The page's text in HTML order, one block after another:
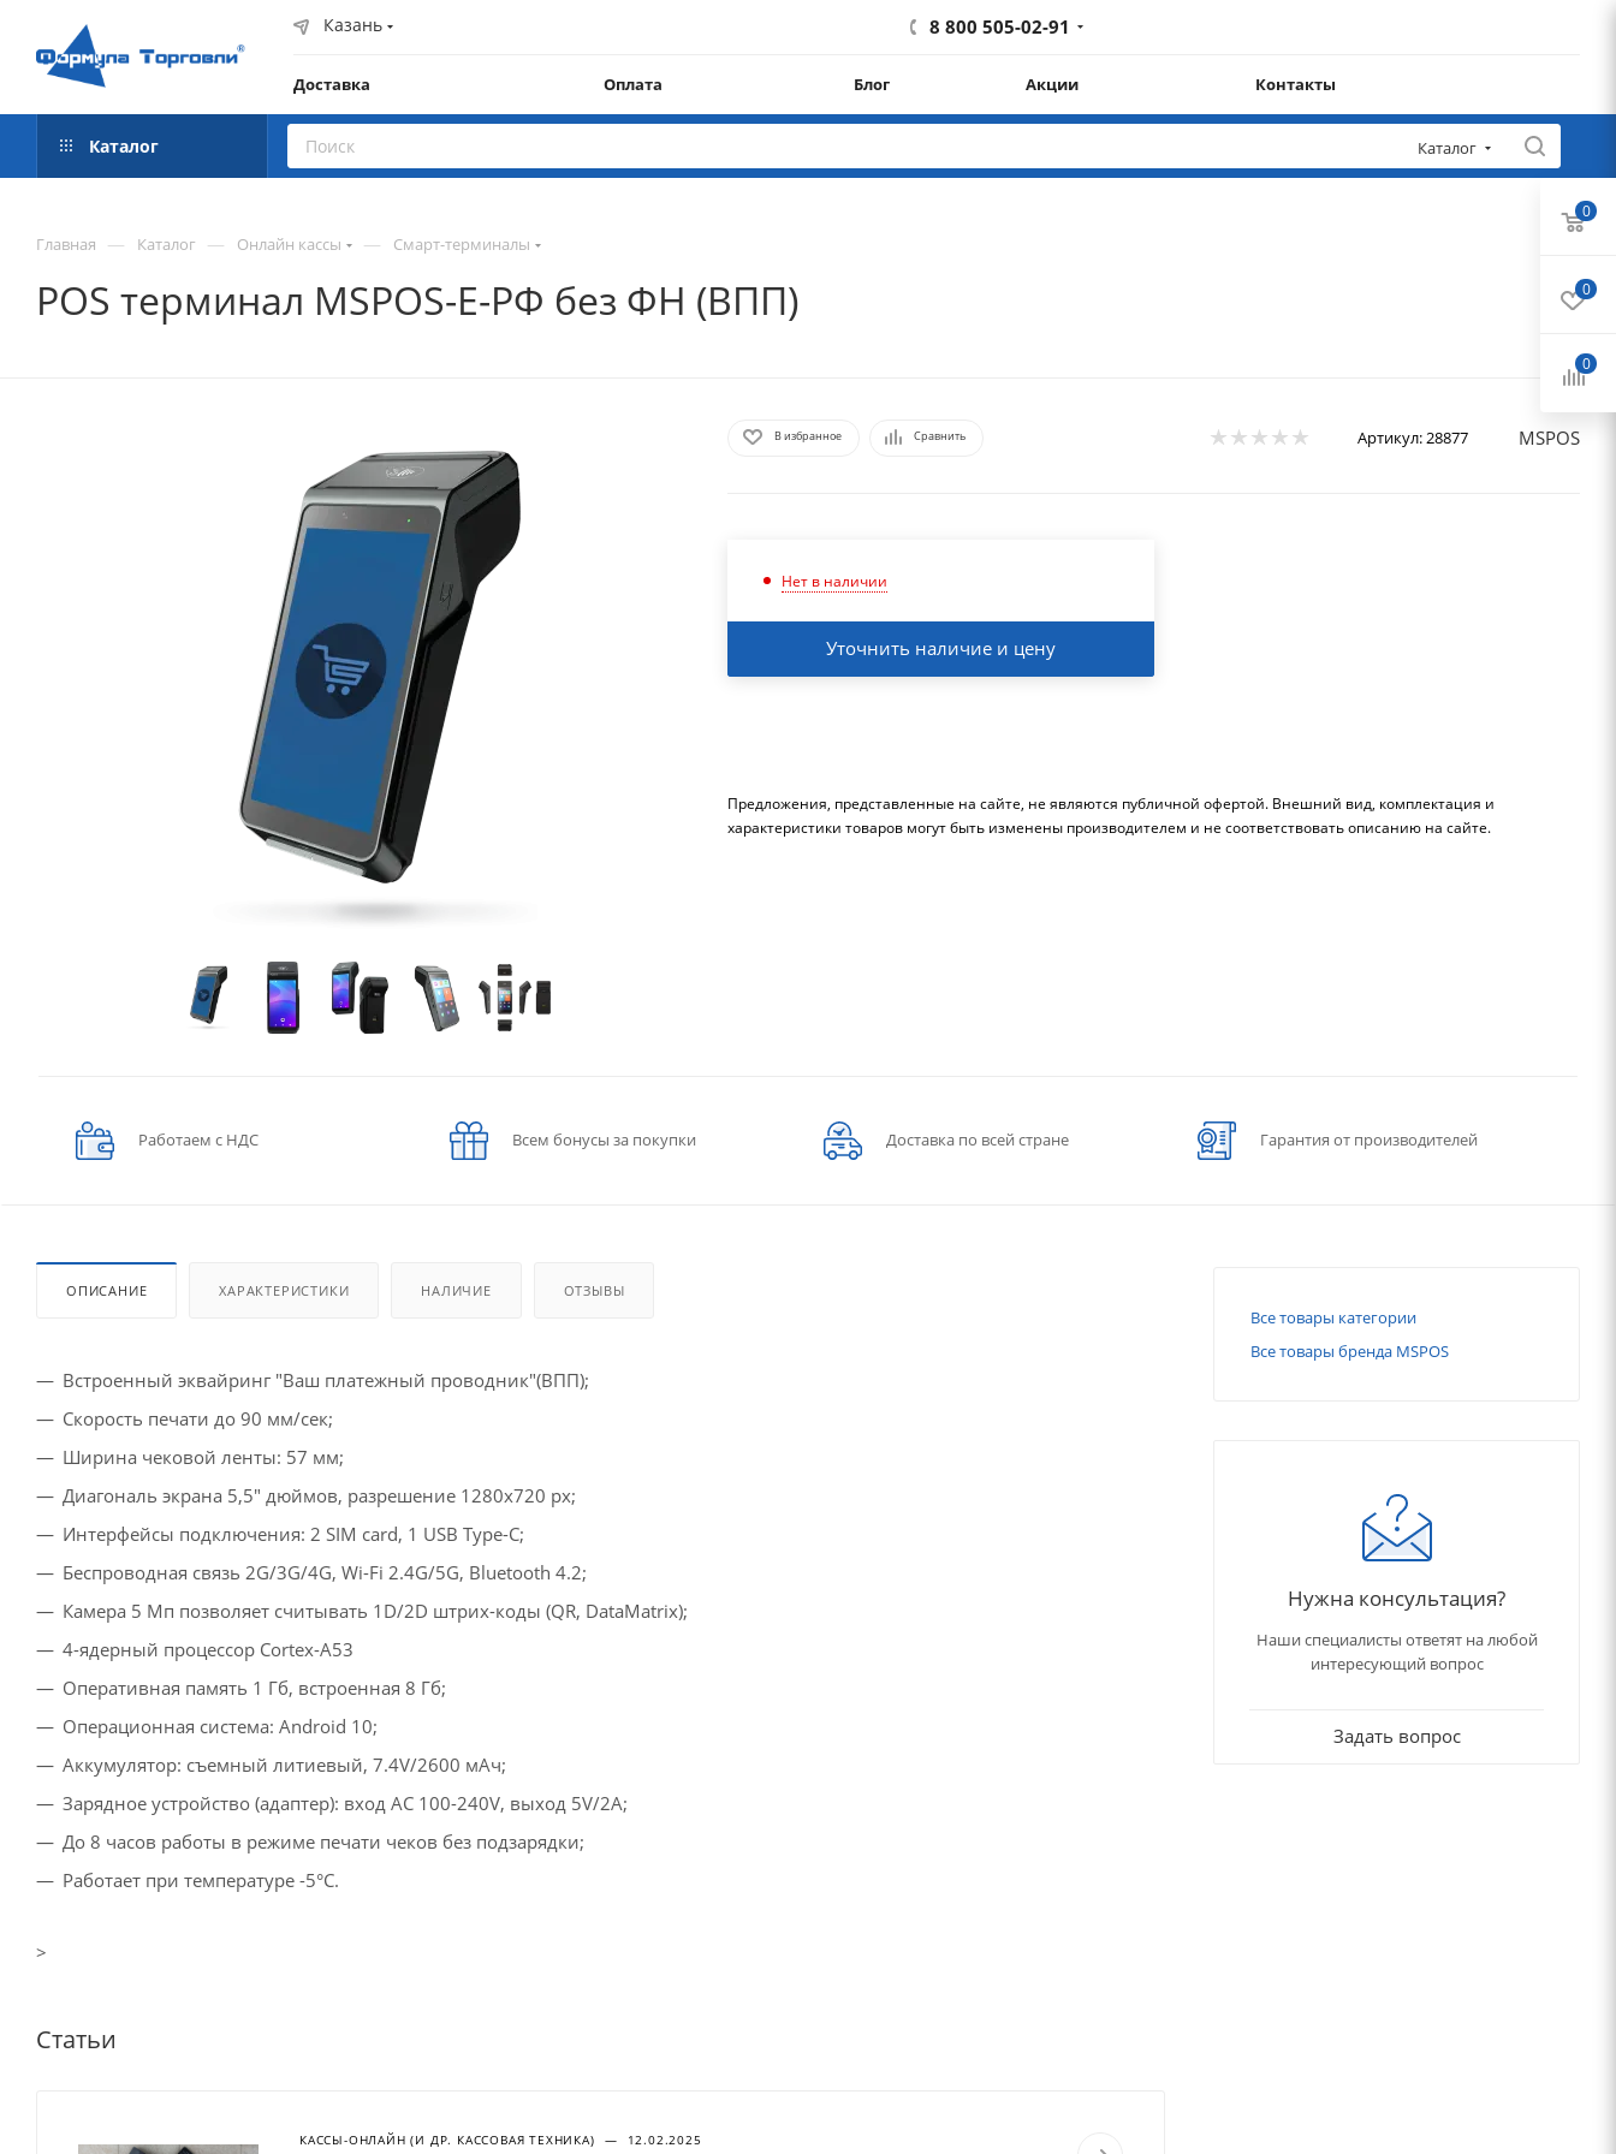
Казань 8 800 505-02-91
Доставка Оплата Блог Акции Контакты
Каталог Каталог
Главная — Каталог — Онлайн кассы — Смарт-терминалы
POS терминал MSPOS-E-РФ без ФН (ВПП)
В избранное Сравнить Артикул:28877 MSPOS
Нет в наличии
Уточнить наличие и цену
Предложения, представленные на сайте, не являются публичной офертой. Внешний вид, комплектация и
характеристики товаров могут быть изменены производителем и не соответствовать описанию на сайте.
Работаем с НДС Всем бонусы за покупки Доставка по всей стране Гарантия от производителей
ОПИСАНИЕ ХАРАКТЕРИСТИКИ НАЛИЧИЕ ОТЗЫВЫ
Встроенный эквайринг "Ваш платежный проводник"(ВПП);
Скорость печати до 90 мм/сек;
Ширина чековой ленты: 57 мм;
Диагональ экрана 5,5" дюймов, разрешение 1280х720 px;
Интерфейсы подключения: 2 SIM card, 1 USB Type-C;
Беспроводная связь 2G/3G/4G, Wi-Fi 2.4G/5G, Bluetooth 4.2;
Камера 5 Мп позволяет считывать 1D/2D штрих-коды (QR, DataMatrix);
4-ядерный процессор Cortex-A53
Оперативная память 1 Гб, встроенная 8 Гб;
Операционная система: Android 10;
Аккумулятор: съемный литиевый, 7.4V/2600 мАч;
Зарядное устройство (адаптер): вход AC 100-240V, выход 5V/2A;
До 8 часов работы в режиме печати чеков без подзарядки;
Работает при температуре -5°C.
>
Статьи
КАССЫ-ОНЛАЙН (И ДР. КАССОВАЯ ТЕХНИКА) — 12.02.2025
Все товары категории
Все товары бренда MSPOS
Нужна консультация?
Наши специалисты ответят на любой
интересующий вопрос
Задать вопрос
0
0
0